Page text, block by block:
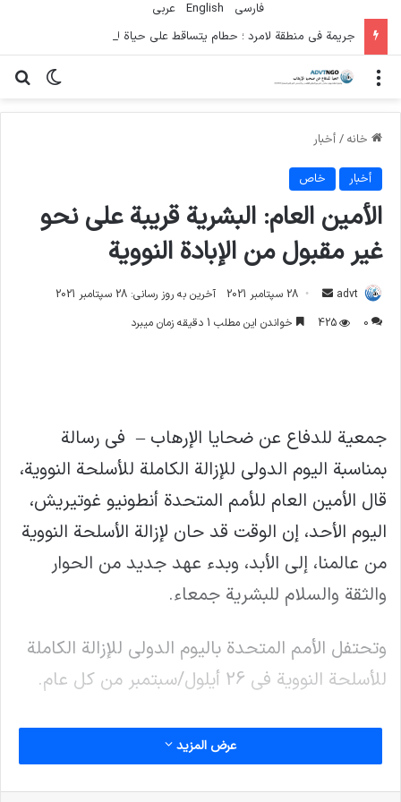
فارسی English
عربي
تغییر منو
خانه / أخبار
أخبار خاص
الأمين العام: البشرية قريبة على نحو
غير مقبول من الإبادة النووية
advt
ارسال
ایمیل
28 سپتامبر 2021
آخرین به روز رسانی: 28 سپتامبر 2021
0
425 خواندن این مطلب 1 دقیقه زمان میبرد
جمعية للدفاع عن ضحايا الإرهاب – في رسالة
بمناسبة اليوم الدولي للإزالة الكاملة للأسلحة النووية،
قال الأمين العام للأمم المتحدة أنطونيو غوتيريش،
اليوم الأحد، إن الوقت قد حان لإزالة الأسلحة النووية
من عالمنا، إلى الأبد، وبدء عهد جديد من الحوار
والثقة والسلام للبشرية جمعاء.
وتحتفل الأمم المتحدة باليوم الدولي للإزالة الكاملة
للأسلحة النووية في 26 أيلول/سبتمبر من كل عام.
وقال السيد غوتيريش إن التصدي للتهديد الوجودي
الذي تمثله الأسلحة النووية ظل عنصرا محوريا في
عمل الأمم المتحدة منذ البداية، “ففي عام 1946،
عرض المزيد